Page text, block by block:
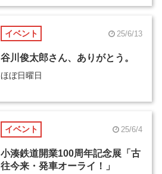
イベント 25/6/13
谷川俊太郎さん、ありがとう。
ほぼ日曜日
イベント 25/6/4
小湊鉄道開業100周年記念展「古
往今来・発車オーライ！」